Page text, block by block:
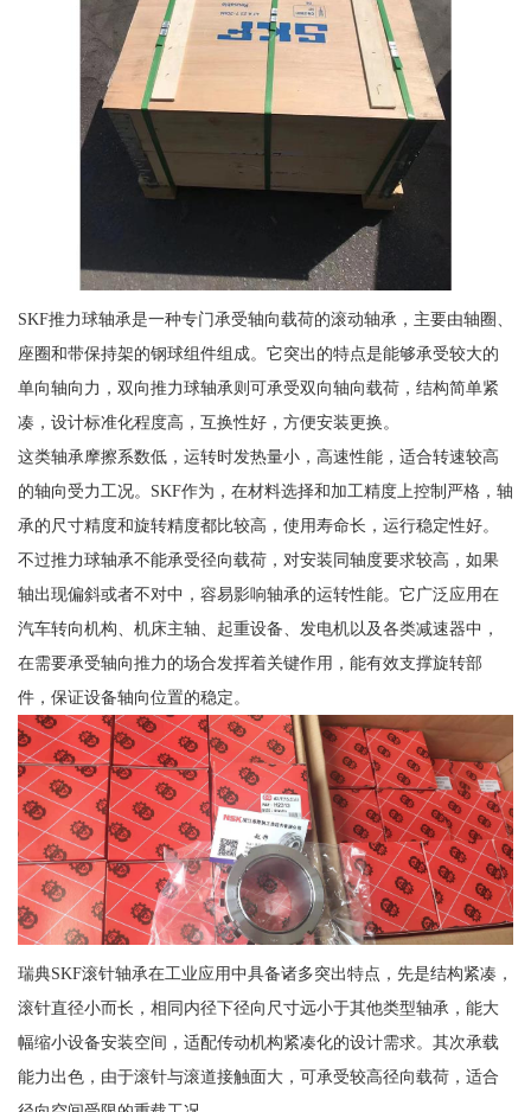
SKF推力球轴承是一种专门承受轴向载荷的滚动轴承，主要由轴圈、
座圈和带保持架的钢球组件组成。它突出的特点是能够承受较大的
单向轴向力，双向推力球轴承则可承受双向轴向载荷，结构简单紧
凑，设计标准化程度高，互换性好，方便安装更换。
这类轴承摩擦系数低，运转时发热量小，高速性能，适合转速较高
的轴向受力工况。SKF作为，在材料选择和加工精度上控制严格，轴
承的尺寸精度和旋转精度都比较高，使用寿命长，运行稳定性好。
不过推力球轴承不能承受径向载荷，对安装同轴度要求较高，如果
轴出现偏斜或者不对中，容易影响轴承的运转性能。它广泛应用在
汽车转向机构、机床主轴、起重设备、发电机以及各类减速器中，
在需要承受轴向推力的场合发挥着关键作用，能有效支撑旋转部
件，保证设备轴向位置的稳定。
瑞典SKF滚针轴承在工业应用中具备诸多突出特点，先是结构紧凑，
滚针直径小而长，相同内径下径向尺寸远小于其他类型轴承，能大
幅缩小设备安装空间，适配传动机构紧凑化的设计需求。其次承载
能力出色，由于滚针与滚道接触面大，可承受较高径向载荷，适合